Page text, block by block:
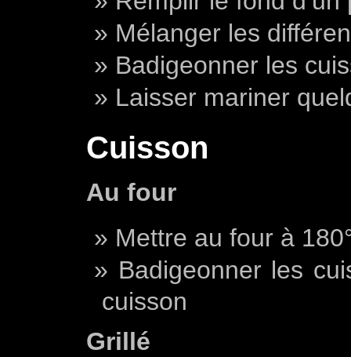
Mélanger les
Badigeonner les
Laisser mariner
Cuisson
Au four
Mettre au four à
Badigeonner les
cuisson
Grillé